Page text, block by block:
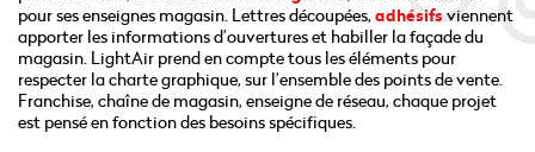
pour ses enseignes magasin. Lettres découpées, adhésifsviennent
apporter les informations d’ouvertures et habiller la façade du
magasin. LightAir prend en compte tous les éléments pour
respecter la charte graphique, sur l’ensemble des points de vente.
Franchise, chaîne de magasin, enseigne de réseau, chaque projet
est pensé en fonction des besoins spécifiques.